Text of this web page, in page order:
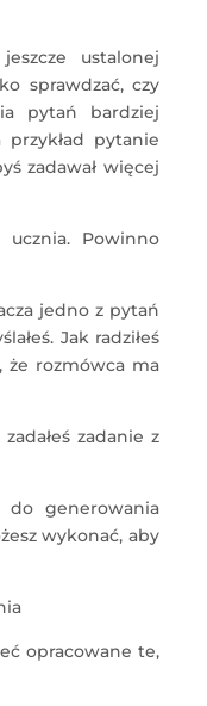
ustalonej
sprawdzać, czy
pytań bardziej
pytanie
zadawał więcej
Powinno
jedno z pytań
Jak radziłeś
że rozmówca ma
zadanie z
do generowania
wykonać, aby
opracowane te,